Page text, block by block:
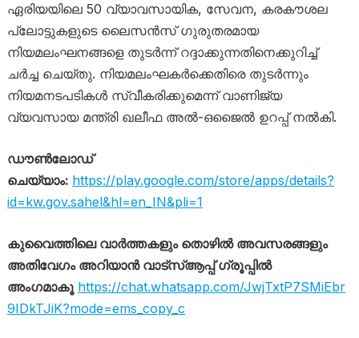
ഏരിയയിലെ 50 വ്യാവസായിക, സേവന, കരകൗശല
പ്ലോട്ടുകളുടെ ലൈസൻസ് ഗുരുതരമായ
നിയമലംഘനങ്ങളെ തുടർന്ന് റദ്ദാക്കുന്നതിനെക്കുറിച്ച്
ചർച്ച ചെയ്തു. നിയമലംഘകർക്കെതിരെ തുടർന്നും
നിയമനടപടികൾ സ്വീകരിക്കുമെന്ന് വാണിജ്യ
വ്യവസായ മന്ത്രി ഖലീഫ അൽ-ഒജൈൽ ഉറപ്പ് നൽകി.
ഡൗൺലോഡ്
ചെയ്യാം: https://play.google.com/store/apps/details?
id=kw.gov.sahel&hl=en_IN&pli=1
കുവൈത്തിലെ വാർത്തകളും തൊഴിൽ അവസരങ്ങളും
അതിവേഗം അറിയാൻ വാട്സ്ആപ്പ് ഗ്രൂപ്പിൽ
അംഗമാകൂ https://chat.whatsapp.com/JwjTxtP7SMiEbr
9IDkTJiK?mode=ems_copy_c